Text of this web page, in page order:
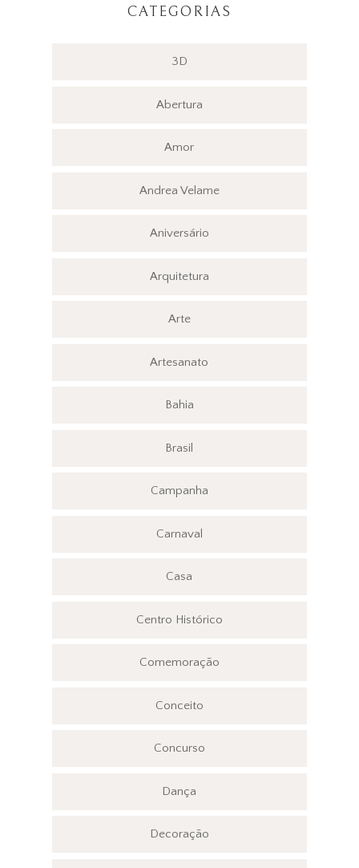
CATEGORIAS
3D
Abertura
Amor
Andrea Velame
Aniversário
Arquitetura
Arte
Artesanato
Bahia
Brasil
Campanha
Carnaval
Casa
Centro Histórico
Comemoração
Conceito
Concurso
Dança
Decoração